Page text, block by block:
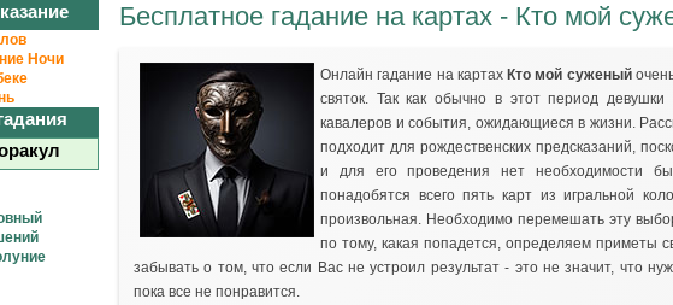
Бесплатное гадание на картах - Кто мой
Онлайн гадание на картах Кто мой суженый
святок. Так как обычно в этот период
кавалеров и события, ожидающиеся в жизни.
подходит для рождественских предсказаний,
и для его проведения нет необходимости
понадобятся всего пять карт из игральной
произвольная. Необходимо перемешать эту
по тому, какая попадется, определяем приметы
забывать о том, что если Вас не устроил результат - это не значит, что
пока все не понравится.
Ночи